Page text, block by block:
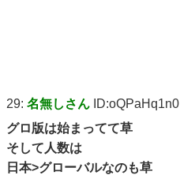
29: 名無しさん ID:oQPaHq1n0
グロ版は始まってて草
そして人数は
日本>グローバルなのも草